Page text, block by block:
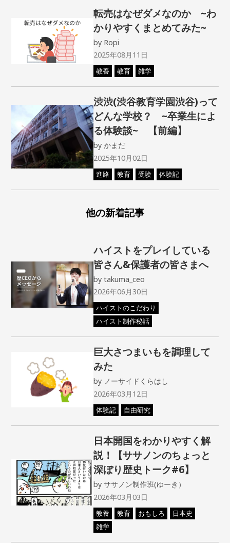
転売はなぜダメなのか ~わ
かりやすくまとめてみた~
by Ropi
2025年08月11日
教養 教育 雑学
渋渋(渋谷教育学園渋谷)って
どんな学校？ ~卒業生によ
る体験談~ 【前編】
byかまだ
2025年10月02日
進路 教育 受験 体験記
他の新着記事
ハイストをプレイしている
皆さん&保護者の皆さまへ
bytakuma_ceo
2026年06月30日
ハイストのこだわり
ハイスト制作秘話
巨大さつまいもを調理して
みた
by ノーサイドくらはし
2026年03月12日
体験記 自由研究
日本開国をわかりやすく解
説！【ササノンのちょっと
深ぼり歴史トーク#6】
byササノン制作班(ゆーき）
2026年03月03日
教養 教育 おもしろ
日本史
雑学